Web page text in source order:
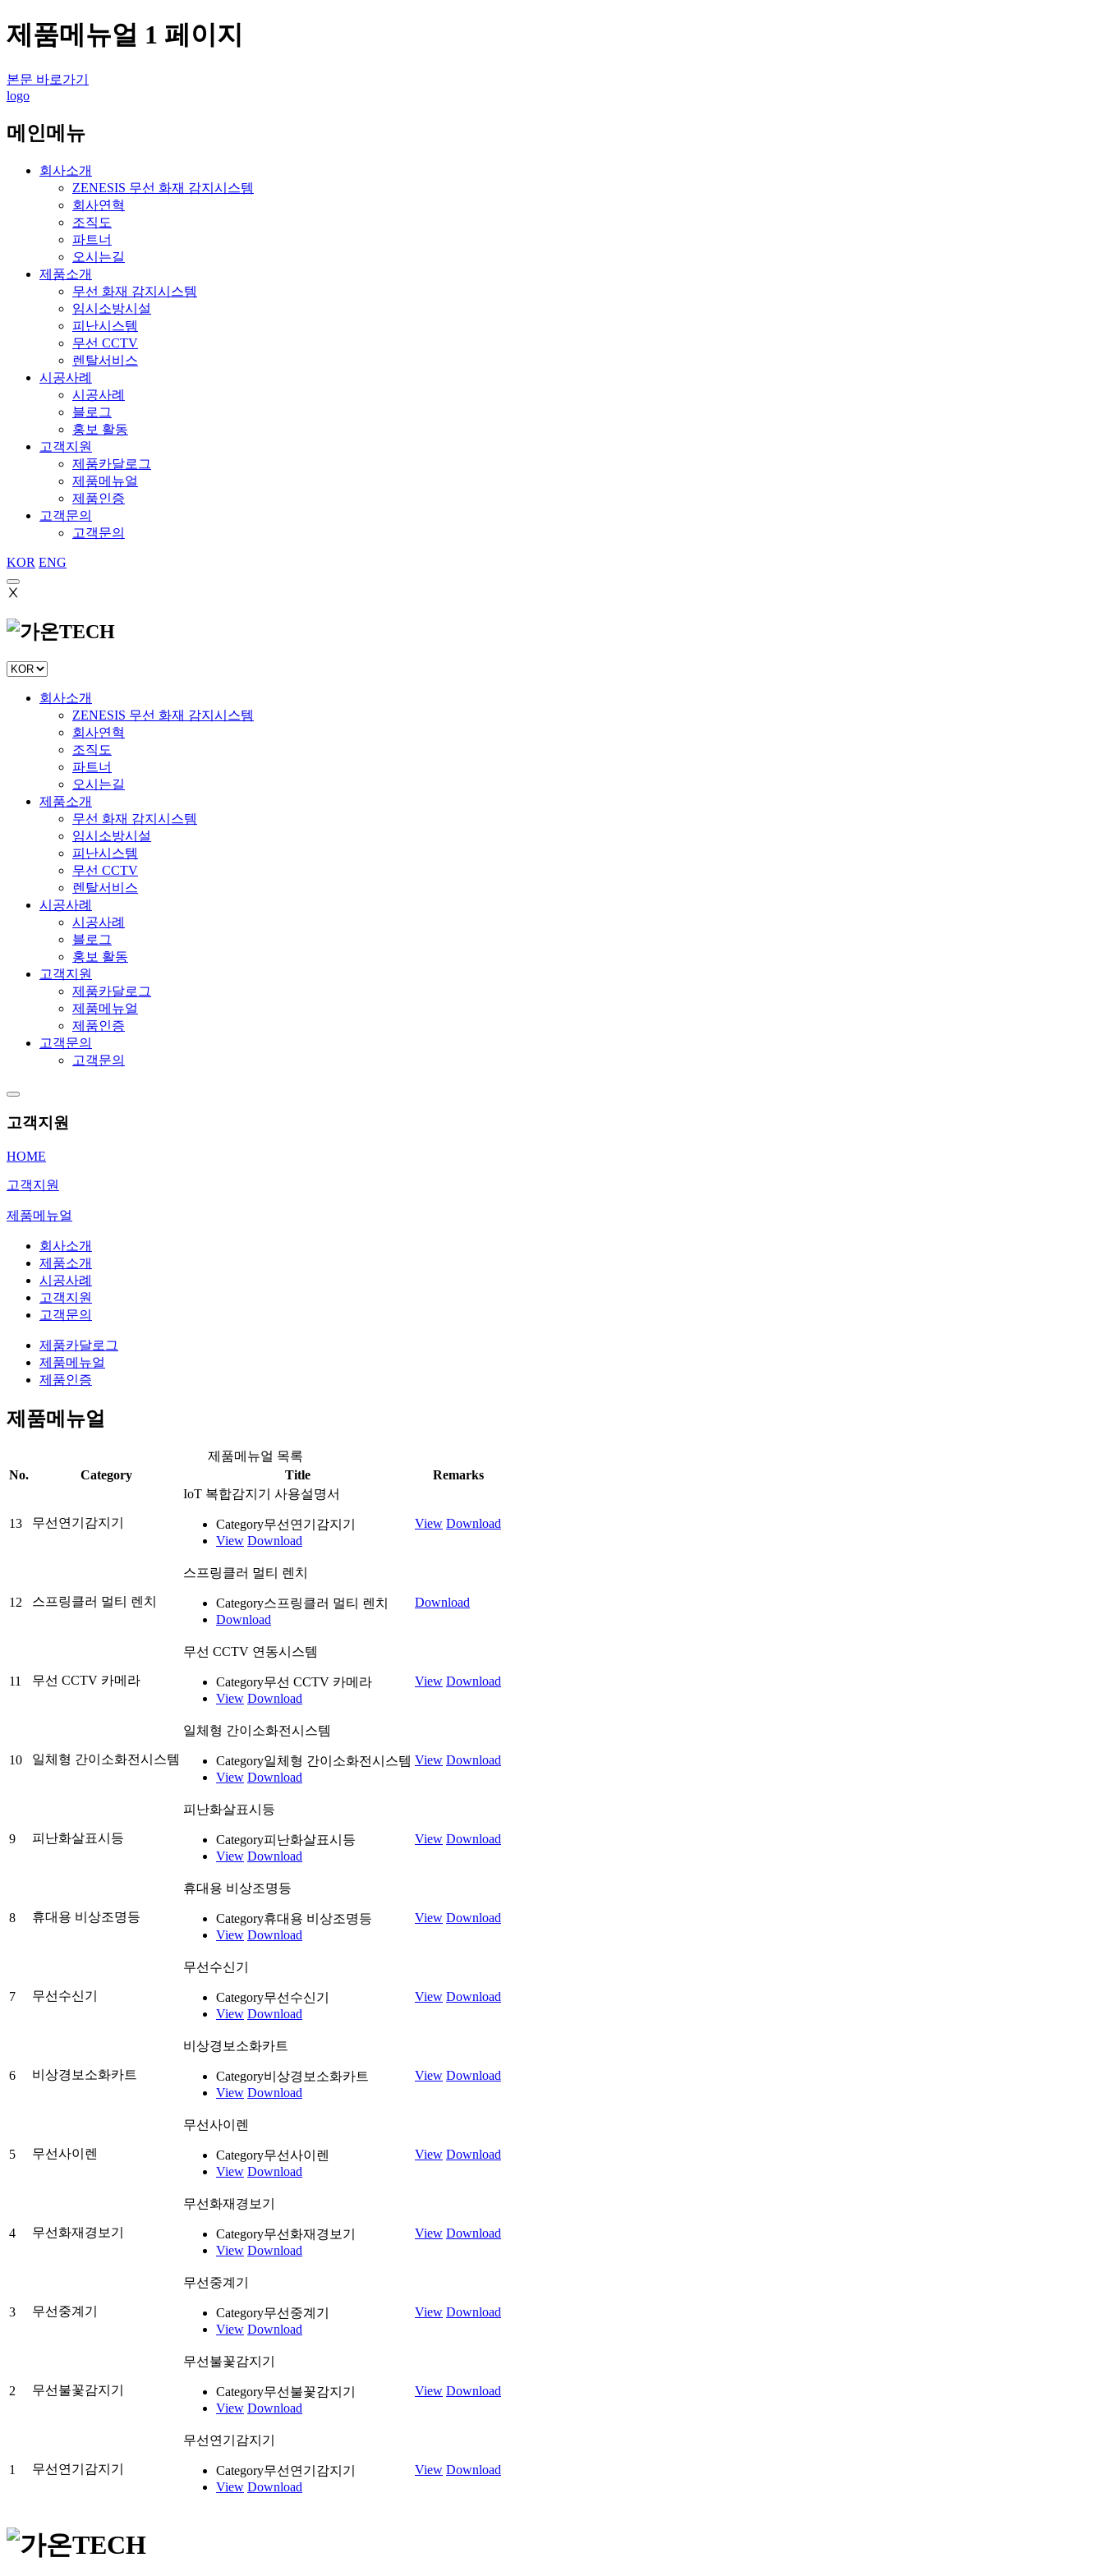
제품메뉴얼 1 페이지
본문 바로가기
logo
메인메뉴
회사소개
ZENESIS 무선 화재 감지시스템
회사연혁
조직도
파트너
오시는길
제품소개
무선 화재 감지시스템
임시소방시설
피난시스템
무선 CCTV
렌탈서비스
시공사례
시공사례
블로그
홍보 활동
고객지원
제품카달로그
제품메뉴얼
제품인증
고객문의
고객문의
KOR ENG
Ⅹ
회사소개
ZENESIS 무선 화재 감지시스템
회사연혁
조직도
파트너
오시는길
제품소개
무선 화재 감지시스템
임시소방시설
피난시스템
무선 CCTV
렌탈서비스
시공사례
시공사례
블로그
홍보 활동
고객지원
제품카달로그
제품메뉴얼
제품인증
고객문의
고객문의
고객지원
HOME
고객지원
제품메뉴얼
회사소개
제품소개
시공사례
고객지원
고객문의
제품카달로그
제품메뉴얼
제품인증
제품메뉴얼
제품메뉴얼 목록
No.
Category Title Remarks
13 무선연기감지기
IoT 복합감지기 사용설명서
Category무선연기감지기
View Download
View Download
12 스프링클러 멀티 렌치
스프링클러 멀티 렌치
Category스프링클러 멀티 렌치
Download
Download
11 무선 CCTV 카메라
무선 CCTV 연동시스템
Category무선 CCTV 카메라
View Download
View Download
10 일체형 간이소화전시스템
일체형 간이소화전시스템
Category일체형 간이소화전시스템
View Download
View Download
9 피난화살표시등
피난화살표시등
Category피난화살표시등
View Download
View Download
8 휴대용 비상조명등
휴대용 비상조명등
Category휴대용 비상조명등
View Download
View Download
7 무선수신기
무선수신기
Category무선수신기
View Download
View Download
6 비상경보소화카트
비상경보소화카트
Category비상경보소화카트
View Download
View Download
5 무선사이렌
무선사이렌
Category무선사이렌
View Download
View Download
4 무선화재경보기
무선화재경보기
Category무선화재경보기
View Download
View Download
3 무선중계기
무선중계기
Category무선중계기
View Download
View Download
2 무선불꽃감지기
무선불꽃감지기
Category무선불꽃감지기
View Download
View Download
1 무선연기감지기
무선연기감지기
Category무선연기감지기
View Download
View Download